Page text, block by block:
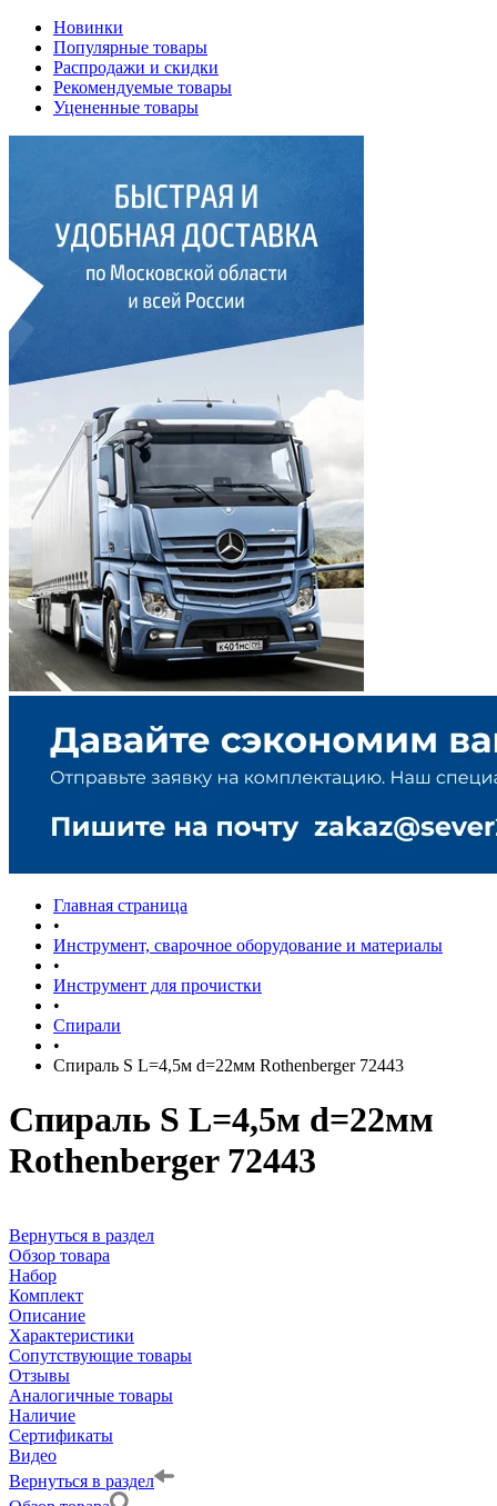
Новинки
Популярные товары
Распродажи и скидки
Рекомендуемые товары
Уцененные товары
Главная страница
•
Инструмент, сварочное оборудование и материалы
•
Инструмент для прочистки
•
Спирали
•
Спираль S L=4,5м d=22мм Rothenberger 72443
Спираль S L=4,5м d=22мм
Rothenberger 72443
Вернуться в раздел
Обзор товара
Набор
Комплект
Описание
Характеристики
Сопутствующие товары
Отзывы
Аналогичные товары
Наличие
Сертификаты
Видео
Вернуться в раздел